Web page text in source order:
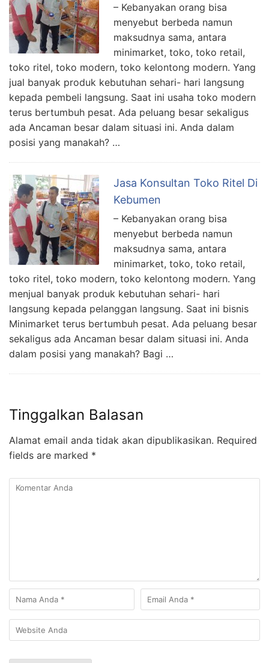
– Kebanyakan orang bisa
menyebut berbeda namun
maksudnya sama, antara
minimarket, toko, toko retail,
toko ritel, toko modern, toko kelontong modern. Yang
jual banyak produk kebutuhan sehari- hari langsung
kepada pembeli langsung. Saat ini usaha toko modern
terus bertumbuh pesat. Ada peluang besar sekaligus
ada Ancaman besar dalam situasi ini. Anda dalam
posisi yang manakah? …
Jasa Konsultan Toko Ritel Di
Kebumen
– Kebanyakan orang bisa
menyebut berbeda namun
maksudnya sama, antara
minimarket, toko, toko retail,
toko ritel, toko modern, toko kelontong modern. Yang
menjual banyak produk kebutuhan sehari- hari
langsung kepada pelanggan langsung. Saat ini bisnis
Minimarket terus bertumbuh pesat. Ada peluang besar
sekaligus ada Ancaman besar dalam situasi ini. Anda
dalam posisi yang manakah? Bagi …
Tinggalkan Balasan
Alamat email anda tidak akan dipublikasikan. Required
fields are marked *